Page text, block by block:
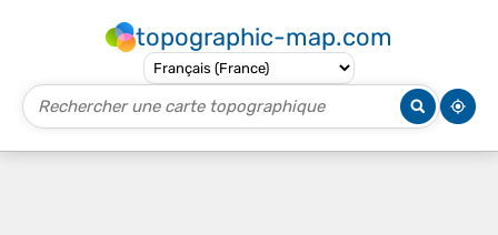
topographic-map.com